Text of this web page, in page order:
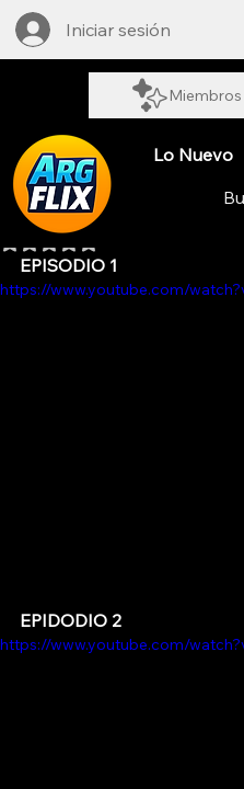
Iniciar sesión
Miembros
Lo Nuevo
MATUNGO
Obtuvo NaN de 5 estrellas.
EPISODIO 1
https://www.youtube.com/
EPIDODIO 2
https://www.youtube.com/